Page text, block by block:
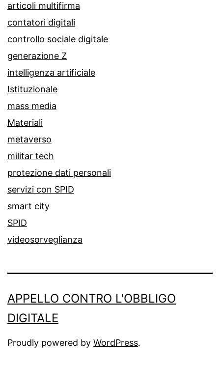
articoli multifirma
contatori digitali
controllo sociale digitale
generazione Z
intelligenza artificiale
Istituzionale
mass media
Materiali
metaverso
militar tech
protezione dati personali
servizi con SPID
smart city
SPID
videosorveglianza
APPELLO CONTRO L'OBBLIGO
DIGITALE
Proudly powered by WordPress.